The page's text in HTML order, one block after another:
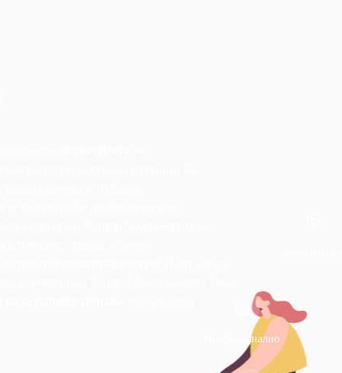
Професионално